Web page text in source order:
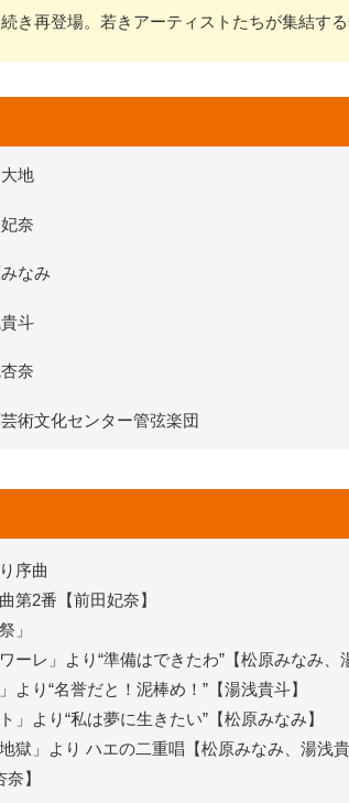
き再登場。若きアーティストたちが集結す
地
奈
なみ
斗
奈
術文化センター管弦楽団
序曲
第2番【前田妃奈】
」
ーレ」より“準備はできたわ”【松原みなみ、
り“名誉だと！泥棒め！”【湯浅貴斗】
より“私は夢に生きたい”【松原みなみ】
獄」より ハエの二重唱【松原みなみ、湯浅貴
】